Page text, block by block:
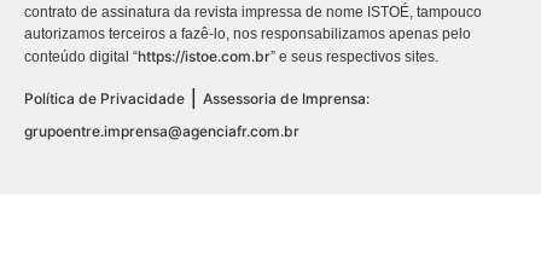
contrato de assinatura da revista impressa de nome ISTOÉ, tampouco
autorizamos terceiros a fazê-lo, nos responsabilizamos apenas pelo
conteúdo digital “https://istoe.com.br” e seus respectivos sites.
Política de Privacidade
Assessoria de Imprensa:
grupoentre.imprensa@agenciafr.com.br